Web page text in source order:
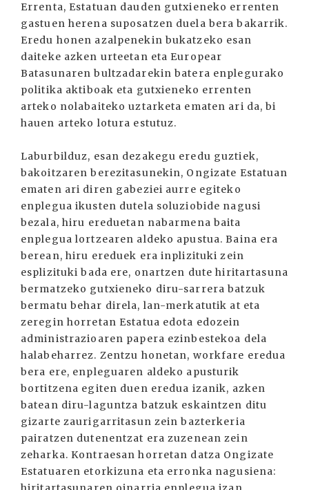
Errenta, Estatuan dauden gutxieneko errenten
gastuen herena suposatzen duela bera bakarrik.
Eredu honen azalpenekin bukatzeko esan
daiteke azken urteetan eta Europear
Batasunaren bultzadarekin batera enplegurako
politika aktiboak eta gutxieneko errenten
arteko nolabaiteko uztarketa ematen ari da, bi
hauen arteko lotura estutuz.
Laburbilduz, esan dezakegu eredu guztiek,
bakoitzaren berezitasunekin, Ongizate Estatuan
ematen ari diren gabeziei aurre egiteko
enplegua ikusten dutela soluziobide nagusi
bezala, hiru ereduetan nabarmena baita
enplegua lortzearen aldeko apustua. Baina era
berean, hiru ereduek era inplizituki zein
esplizituki bada ere, onartzen dute hiritartasuna
bermatzeko gutxieneko diru-sarrera batzuk
bermatu behar direla, lan-merkatutik at eta
zeregin horretan Estatua edota edozein
administrazioaren papera ezinbestekoa dela
halabeharrez. Zentzu honetan, workfare eredua
bera ere, enpleguaren aldeko apusturik
bortitzena egiten duen eredua izanik, azken
batean diru-laguntza batzuk eskaintzen ditu
gizarte zaurigarritasun zein bazterkeria
pairatzen dutenentzat era zuzenean zein
zeharka. Kontraesan horretan datza Ongizate
Estatuaren etorkizuna eta erronka nagusiena: